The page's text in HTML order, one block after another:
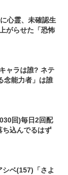
心霊、未確認生
がらせた「恐怖
ャラは誰? ネテ
念能力者」は誰
回)毎日2回配
込んでるはず
シベ(157)「さよ